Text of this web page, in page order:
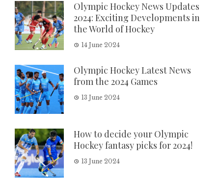
Olympic Hockey News Updates
2024: Exciting Developments in
the World of Hockey
14 June 2024
Olympic Hockey Latest News
from the 2024 Games
13 June 2024
How to decide your Olympic
Hockey fantasy picks for 2024!
13 June 2024